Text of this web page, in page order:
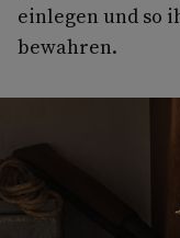
einlegen und so
bewahren.